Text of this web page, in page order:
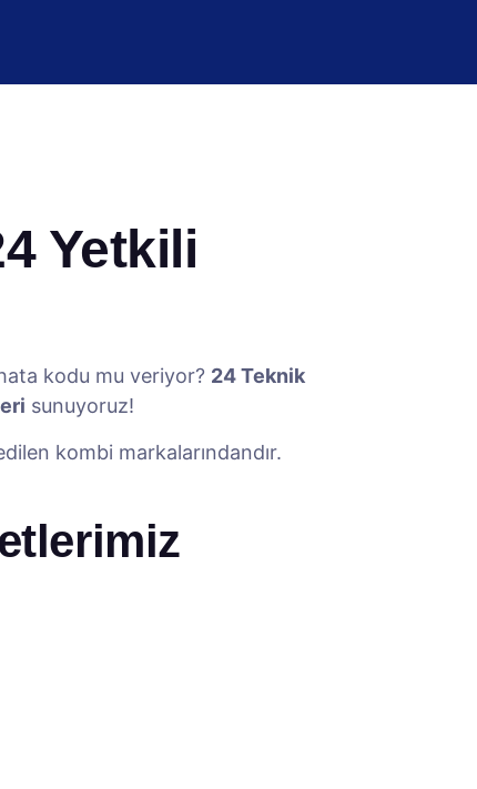
Yetkili
hata kodu mu veriyor? 24 Teknik
sunuyoruz!
kombi markalarındandır.